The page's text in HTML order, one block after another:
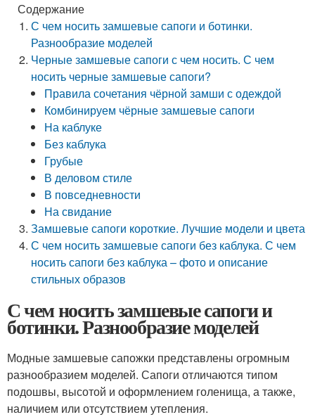
Содержание
С чем носить замшевые сапоги и ботинки.
Разнообразие моделей
Черные замшевые сапоги с чем носить. С чем
носить черные замшевые сапоги?
Правила сочетания чёрной замши с одеждой
Комбинируем чёрные замшевые сапоги
На каблуке
Без каблука
Грубые
В деловом стиле
В повседневности
На свидание
Замшевые сапоги короткие. Лучшие модели и цвета
С чем носить замшевые сапоги без каблука. С чем
носить сапоги без каблука – фото и описание
стильных образов
С чем носить замшевые сапоги и
ботинки. Разнообразие моделей
Модные замшевые сапожки представлены огромным
разнообразием моделей. Сапоги отличаются типом
подошвы, высотой и оформлением голенища, а также,
наличием или отсутствием утепления.